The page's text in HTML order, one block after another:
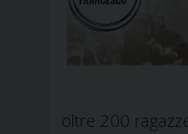
oltre 200